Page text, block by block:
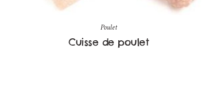
Poulet
Cuisse de poulet